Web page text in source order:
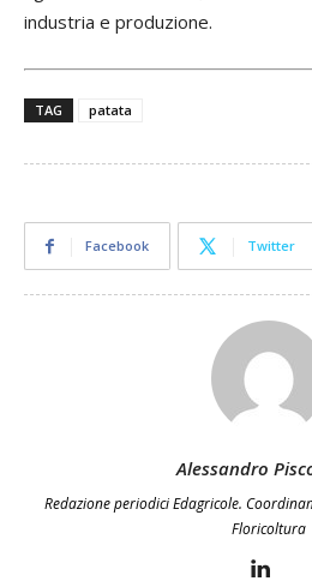
industria e produzione.
TAG patata
Facebook Twitter
Alessandro
Redazione periodici Edagricole.
Floricoltura